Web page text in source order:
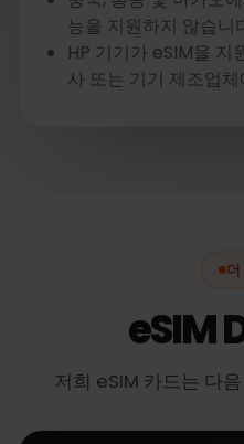
능을 지원하지 않습니
HP 기기가 eSIM을 지
사 또는 기기 제조업
더
eSIM
저희 eSIM 카드는 다